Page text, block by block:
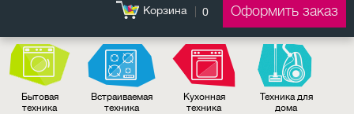
Корзина 0 Оформить заказ
Бытовая
техника
Встраиваемая
техника
Кухонная
техника
Техника для
дома